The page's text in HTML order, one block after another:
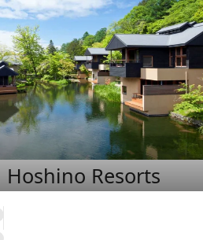
Hoshino Resorts